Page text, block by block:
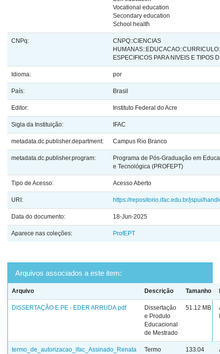
Vocational education
Secondary education
School health
CNPq:
CNPQ::CIENCIAS
ESPECIFICOS PARA NIVEIS E TIPOS
Idioma: por
País: Brasil
Editor: Instituto Federal do Acre
Sigla da Instituição: IFAC
metadata.dc.publisher.department: Campus Rio Branco
metadata.dc.publisher.program:
Programa de Pós-Graduação em
e Tecnológica (PROFEPT)
Tipo de Acesso: Acesso Aberto
URI: https://repositorio.ifac.edu.br/jspui/
Data do documento: 18-Jun-2025
Aparece nas coleções: ProfEPT
Arquivos associados a este item:
Arquivo Descrição Tamanho
DISSERTAÇÃO E PE - EDER ARRUDA.pdf
Dissertação
e Produto
Educacional
de Mestrado
51.12 MB
termo_de_autorizacao_ifac_Assinado_Renata
Termo
133.04